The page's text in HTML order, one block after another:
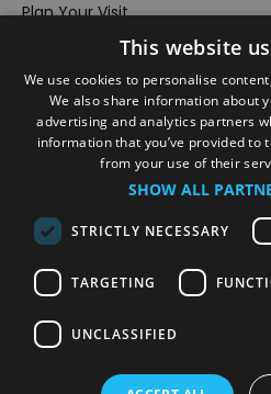
Plan Your Visit
Inspire Me
Submit Your Event
Terms and Conditions
Members Login
© VisitRichmond 2026. All Rights
This website
We use cookies to personalise
We also share information about
advertising and analytics partners
information that you’ve provided to
from your use of their
SHOW ALL
STRICTLY NECESSARY
TARGETING
UNCLASSIFIED